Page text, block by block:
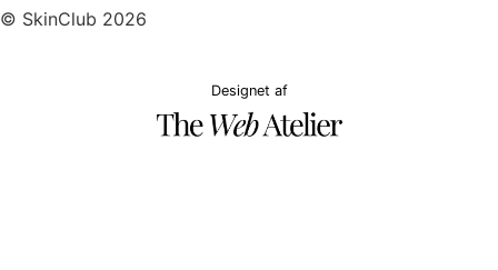
© SkinClub 2026
Designet af